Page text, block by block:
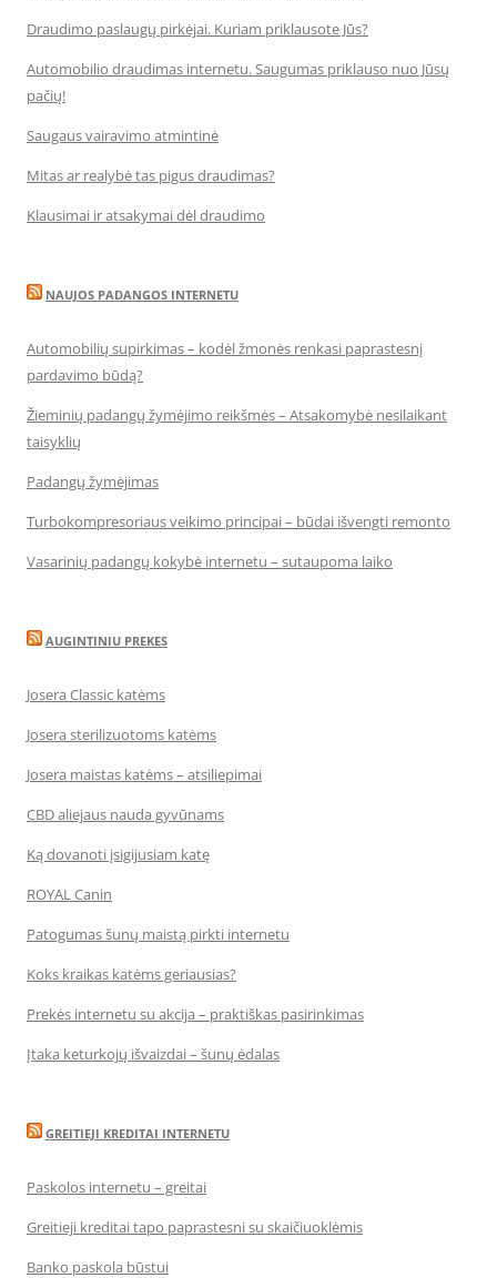
Draudimo paslaugų pirkėjai. Kuriam priklausote Jūs?
Automobilio draudimas internetu. Saugumas priklauso nuo Jūsų
pačių!
Saugaus vairavimo atmintinė
Mitas ar realybė tas pigus draudimas?
Klausimai ir atsakymai dėl draudimo
NAUJOS PADANGOS INTERNETU
Automobilių supirkimas – kodėl žmonės renkasi paprastesnį
pardavimo būdą?
Žieminių padangų žymėjimo reikšmės – Atsakomybė nesilaikant
taisyklių
Padangų žymėjimas
Turbokompresoriaus veikimo principai – būdai išvengti remonto
Vasarinių padangų kokybė internetu – sutaupoma laiko
AUGINTINIU PREKES
Josera Classic katėms
Josera sterilizuotoms katėms
Josera maistas katėms – atsiliepimai
CBD aliejaus nauda gyvūnams
Ką dovanoti įsigijusiam katę
ROYAL Canin
Patogumas šunų maistą pirkti internetu
Koks kraikas katėms geriausias?
Prekės internetu su akcija – praktiškas pasirinkimas
Įtaka keturkojų išvaizdai – šunų ėdalas
GREITIEJI KREDITAI INTERNETU
Paskolos internetu – greitai
Greitieji kreditai tapo paprastesni su skaičiuoklėmis
Banko paskola būstui